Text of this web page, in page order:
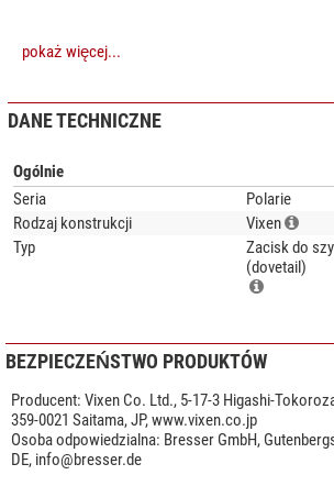
pokaż więcej...
DANE TECHNICZNE
Ogólnie
Seria
Polarie
Rodzaj konstrukcji
Vixen
Typ
Zacisk do
(dovetail)
BEZPIECZEŃSTWO PRODUKTÓW
Producent: Vixen Co. Ltd., 5-17-3 Higashi-
359-0021 Saitama, JP, www.vixen.co.jp
Osoba odpowiedzialna: Bresser GmbH,
DE, info@bresser.de